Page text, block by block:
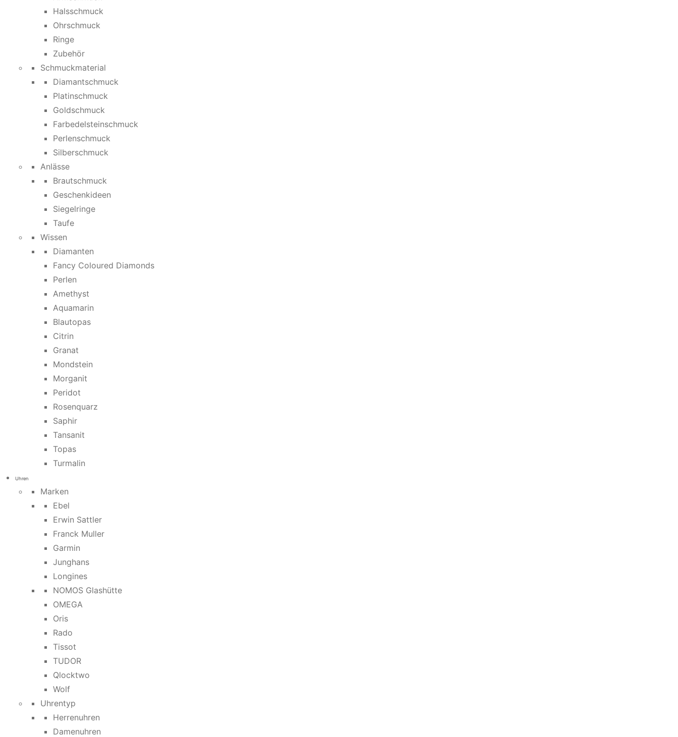
Halsschmuck
Ohrschmuck
Ringe
Zubehör
Schmuckmaterial
Diamantschmuck
Platinschmuck
Goldschmuck
Farbedelsteinschmuck
Perlenschmuck
Silberschmuck
Anlässe
Brautschmuck
Geschenkideen
Siegelringe
Taufe
Wissen
Diamanten
Fancy Coloured Diamonds
Perlen
Amethyst
Aquamarin
Blautopas
Citrin
Granat
Mondstein
Morganit
Peridot
Rosenquarz
Saphir
Tansanit
Topas
Turmalin
Uhren
Marken
Ebel
Erwin Sattler
Franck Muller
Garmin
Junghans
Longines
NOMOS Glashütte
OMEGA
Oris
Rado
Tissot
TUDOR
Qlocktwo
Wolf
Uhrentyp
Herrenuhren
Damenuhren